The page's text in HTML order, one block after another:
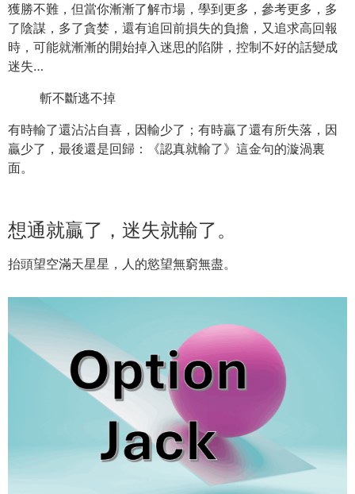
獲勝不難，但當你漸漸了解市場，學到更多，參考更多，多
了陰謀， 多了貪婪，還有追回前損失的負擔，又追求高回報
時， 可能就漸漸的開始掉入迷思的陷阱，控制不好的話變成
迷失…
斬不斷逃不掉
有時輸了還沾沾自喜，因輸少了；有時贏了還有所失落，因
贏少了， 最後還是回歸：《認真就輸了》這金句的漩渦裏
面。
想通就贏了，迷失就輸了。
抬頭望空滿天星星，人的慾望無窮無盡。